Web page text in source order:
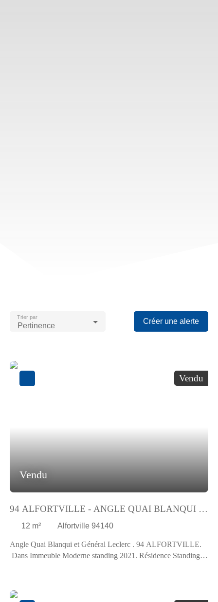
Pertinence
Trier par Créer une alerte
Vendu
Vendu
94 ALFORTVILLE - ANGLE QUAI BLANQUI :
FACILE D'ACCÈS
12 m² Alfortville 94140
Angle Quai Blanqui et Général Leclerc . 94 ALFORTVILLE.
Dans Immeuble Moderne standing 2021. Résidence Standing